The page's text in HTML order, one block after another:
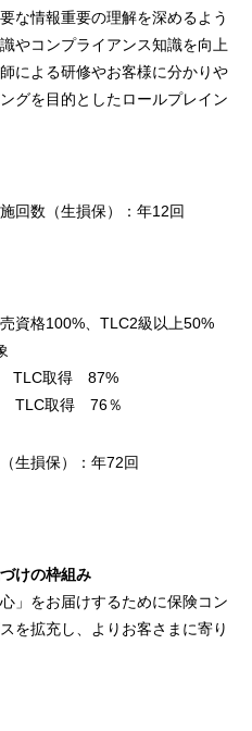
な情報重要の理解を深めるよう
やコンプライアンス知識を向上
による研修やお客様に分かりや
グを目的としたロールプレイン
回数（生損保）：年12回
資格100%、TLC2級以上50%
TLC取得 87%
TLC取得 76％
生損保）：年72回
けの枠組み
」をお届けするために保険コン
を拡充し、よりお客さまに寄り